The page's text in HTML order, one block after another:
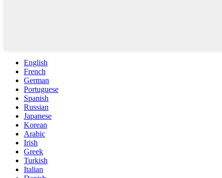
English
French
German
Portuguese
Spanish
Russian
Japanese
Korean
Arabic
Irish
Greek
Turkish
Italian